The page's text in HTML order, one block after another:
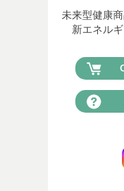
未来型健康
新エネル